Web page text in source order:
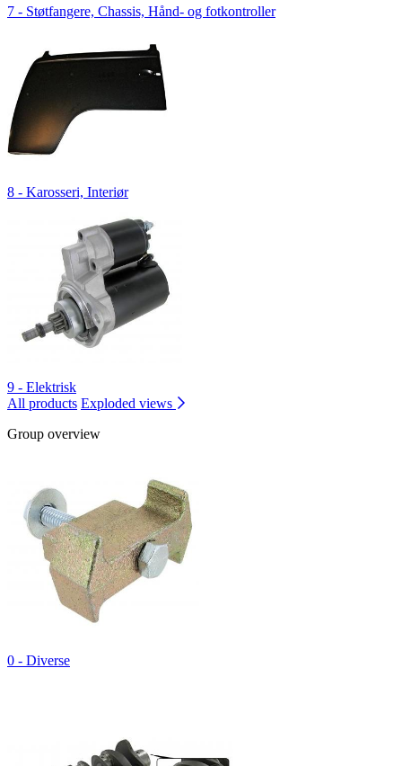
7 - Støtfangere, Chassis, Hånd- og fotkontroller
8 - Karosseri, Interiør
9 - Elektrisk
All products Exploded views
Group overview
0 - Diverse